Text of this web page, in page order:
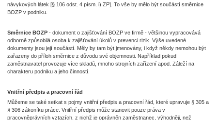
návykových látek [§ 106 odst. 4 písm. i) ZP]. To vše by mělo být součástí směrnice
BOZP v podniku.
Směrnice BOZP - dokument o zajišťování BOZP ve firmě - většinou vypracovává
odborně způsobilá osoba k zajišťování úkolů v prevenci rizik. Výše uvedené
dokumenty jsou její součástí. Měly by tam být jmenovány, i když někdy nemohou být
zařazeny do příloh směrnice z důvodu své objemnosti. Například pokud
zaměstnavatel provozuje více skladů, mnoho strojních zařízení apod. Záleží na
charakteru podniku a jeho činností.
Vnitřní předpis a pracovní řád
Můžeme se také setkat s pojmy vnitřní předpis a pracovní řád, které upravuje § 305 a
§ 306 zákoníku práce. Vnitřní předpis může stanovit pouze práva v
pracovněprávních vztazích, z nichž je oprávněn zaměstnanec, výhodněji, než